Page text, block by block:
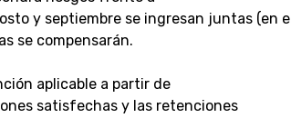
y septiembre se ingresan juntas (en el
se compensarán.
aplicable a partir de
satisfechas y las retenciones